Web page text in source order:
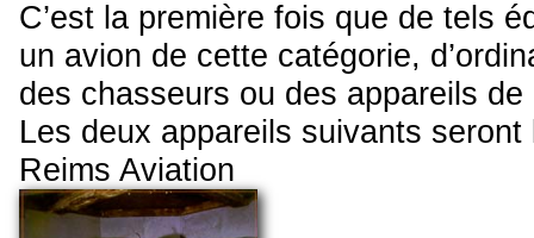
C’est la première fois que de tels
un avion de cette catégorie,
des chasseurs ou des appareils
Les deux appareils suivants
Reims Aviation